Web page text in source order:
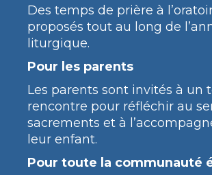
Des temps de prière à
proposés tout au long de
liturgique.
Pour les parents
Les parents sont invités à un
rencontre pour réfléchir au
sacrements et à
leur enfant.
Pour toute la communauté